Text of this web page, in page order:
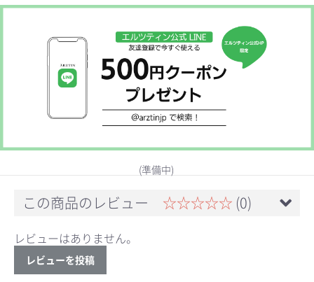
お買い物を続ける カートへ進む
(準備中)
この商品のレビュー ☆☆☆☆☆ (0)
レビューはありません。
レビューを投稿